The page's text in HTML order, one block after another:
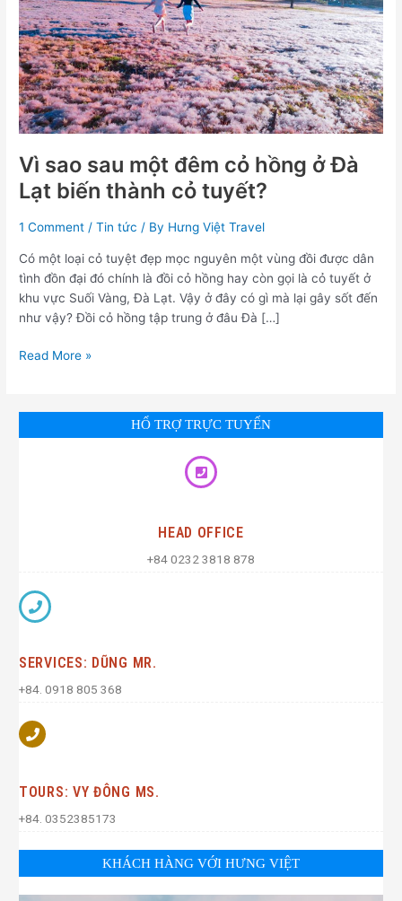
Vì sao sau một đêm cỏ hồng ở Đà
Lạt biến thành cỏ tuyết?
1 Comment /Tin tức / By Hưng Việt Travel
Có một loại cỏ tuyệt đẹp mọc nguyên một vùng đồi được dân
tình đồn đại đó chính là đồi cỏ hồng hay còn gọi là cỏ tuyết ở
khu vực Suối Vàng, Đà Lạt. Vậy ở đây có gì mà lại gây sốt đến
như vậy? Đồi cỏ hồng tập trung ở đâu Đà […]
đêm
cỏ
hồng
ở
Đà
Lạt
biến
thành
cỏ
tuyết?
Read More »
HỔ TRỢ TRỰC TUYẾN
HEAD OFFICE
+84 0232 3818 878
SERVICES: DŨNG MR.
+84. 0918 805 368
TOURS: VY ĐÔNG MS.
+84. 0352385173
KHÁCH HÀNG VỚI HƯNG VIỆT